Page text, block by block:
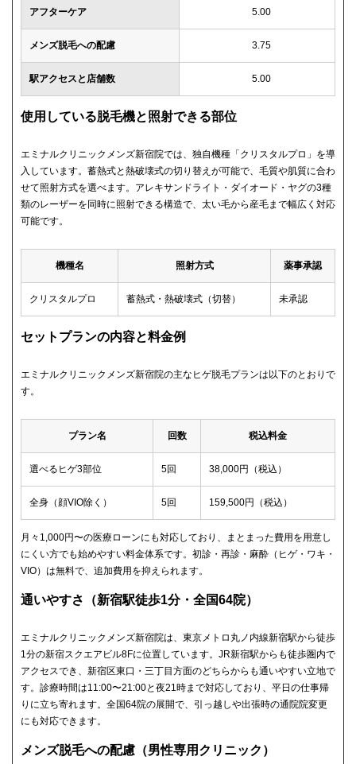
アフターケア 5.00
メンズ脱毛への配慮 3.75
駅アクセスと店舗数 5.00
使用している脱毛機と照射できる部位
エミナルクリニックメンズ新宿院では、独自機種「クリスタルプロ」を導
入しています。蓄熱式と熱破壊式の切り替えが可能で、毛質や肌質に合わ
せて照射方式を選べます。アレキサンドライト・ダイオード・ヤグの3種
類のレーザーを同時に照射できる構造で、太い毛から産毛まで幅広く対応
可能です。
機種名 照射方式 薬事承認
クリスタルプロ 蓄熱式・熱破壊式（切替） 未承認
セットプランの内容と料金例
エミナルクリニックメンズ新宿院の主なヒゲ脱毛プランは以下のとおりで
す。
プラン名 回数 税込料金
選べるヒゲ3部位 5回 38,000円（税込）
全身（顔VIO除く） 5回 159,500円（税込）
月々1,000円〜の医療ローンにも対応しており、まとまった費用を用意し
にくい方でも始めやすい料金体系です。初診・再診・麻酔（ヒゲ・ワキ・
VIO）は無料で、追加費用を抑えられます。
通いやすさ（新宿駅徒歩1分・全国64院）
エミナルクリニックメンズ新宿院は、東京メトロ丸ノ内線新宿駅から徒歩
1分の新宿スクエアビル8Fに位置しています。JR新宿駅からも徒歩圏内で
アクセスでき、新宿区東口・三丁目方面のどちらからも通いやすい立地で
す。診療時間は11:00〜21:00と夜21時まで対応しており、平日の仕事帰
りに立ち寄れます。全国64院の展開で、引っ越しや出張時の通院院変更
にも対応できます。
メンズ脱毛への配慮（男性専用クリニック）